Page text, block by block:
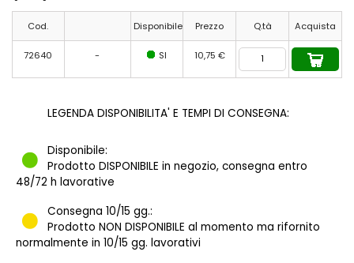
Cod. Disponibile Prezzo Q.tà Acquista
72640 - SI 10,75 €
LEGENDA DISPONIBILITA' E TEMPI DI CONSEGNA:
Disponibile:
Prodotto DISPONIBILE in negozio, consegna entro
48/72 h lavorative
Consegna 10/15 gg.:
Prodotto NON DISPONIBILE al momento ma rifornito
normalmente in 10/15 gg. lavorativi